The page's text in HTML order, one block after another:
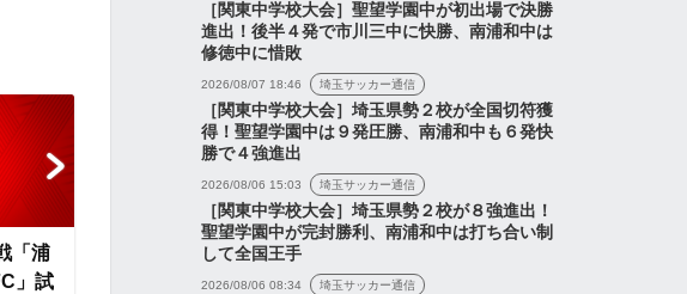
「浦
」試
琉球カップ2026第1戦「浦
和レッズvsFC琉球」試合
ニュース
キャンプ7日目の様子』な
［関東中学校大会］聖望学園中が初出場で決勝
進出！後半４発で市川三中に快勝、南浦和中は
修徳中に惜敗
2026/08/07 18:46 埼玉サッカー通信
［関東中学校大会］埼玉県勢２校が全国切符獲
得！聖望学園中は９発圧勝、南浦和中も６発快
勝で４強進出
2026/08/06 15:03 埼玉サッカー通信
［関東中学校大会］埼玉県勢２校が８強進出！
聖望学園中が完封勝利、南浦和中は打ち合い制
して全国王手
2026/08/06 08:34 埼玉サッカー通信